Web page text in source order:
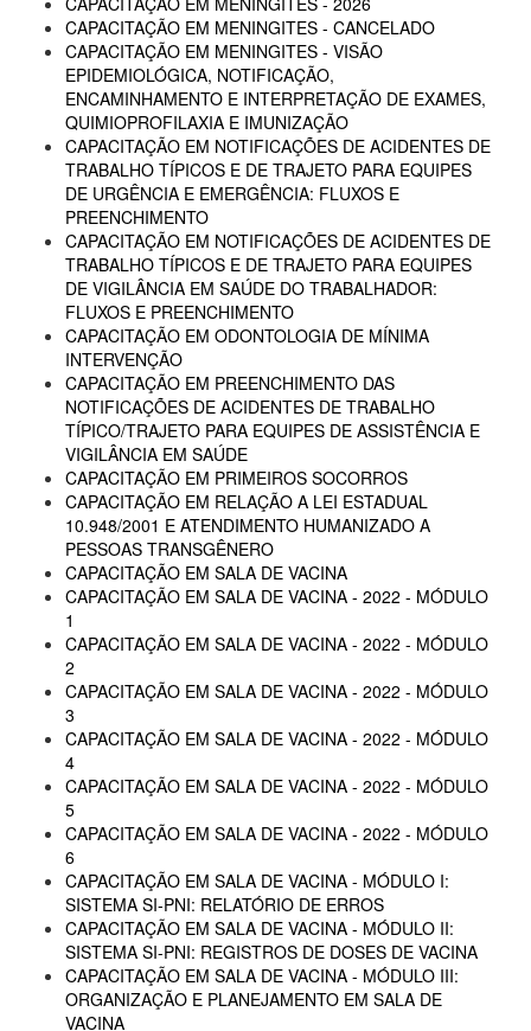
CAPACITAÇÃO EM MENINGITES - CANCELADO
CAPACITAÇÃO EM MENINGITES - VISÃO
EPIDEMIOLÓGICA, NOTIFICAÇÃO,
ENCAMINHAMENTO E INTERPRETAÇÃO DE EXAMES,
QUIMIOPROFILAXIA E IMUNIZAÇÃO
CAPACITAÇÃO EM NOTIFICAÇÕES DE ACIDENTES DE
TRABALHO TÍPICOS E DE TRAJETO PARA EQUIPES
DE URGÊNCIA E EMERGÊNCIA: FLUXOS E
PREENCHIMENTO
CAPACITAÇÃO EM NOTIFICAÇÕES DE ACIDENTES DE
TRABALHO TÍPICOS E DE TRAJETO PARA EQUIPES
DE VIGILÂNCIA EM SAÚDE DO TRABALHADOR:
FLUXOS E PREENCHIMENTO
CAPACITAÇÃO EM ODONTOLOGIA DE MÍNIMA
INTERVENÇÃO
CAPACITAÇÃO EM PREENCHIMENTO DAS
NOTIFICAÇÕES DE ACIDENTES DE TRABALHO
TÍPICO/TRAJETO PARA EQUIPES DE ASSISTÊNCIA E
VIGILÂNCIA EM SAÚDE
CAPACITAÇÃO EM PRIMEIROS SOCORROS
CAPACITAÇÃO EM RELAÇÃO A LEI ESTADUAL
10.948/2001 E ATENDIMENTO HUMANIZADO A
PESSOAS TRANSGÊNERO
CAPACITAÇÃO EM SALA DE VACINA
CAPACITAÇÃO EM SALA DE VACINA - 2022 - MÓDULO
1
CAPACITAÇÃO EM SALA DE VACINA - 2022 - MÓDULO
2
CAPACITAÇÃO EM SALA DE VACINA - 2022 - MÓDULO
3
CAPACITAÇÃO EM SALA DE VACINA - 2022 - MÓDULO
4
CAPACITAÇÃO EM SALA DE VACINA - 2022 - MÓDULO
5
CAPACITAÇÃO EM SALA DE VACINA - 2022 - MÓDULO
6
CAPACITAÇÃO EM SALA DE VACINA - MÓDULO I:
SISTEMA SI-PNI: RELATÓRIO DE ERROS
CAPACITAÇÃO EM SALA DE VACINA - MÓDULO II:
SISTEMA SI-PNI: REGISTROS DE DOSES DE VACINA
CAPACITAÇÃO EM SALA DE VACINA - MÓDULO III:
ORGANIZAÇÃO E PLANEJAMENTO EM SALA DE
VACINA